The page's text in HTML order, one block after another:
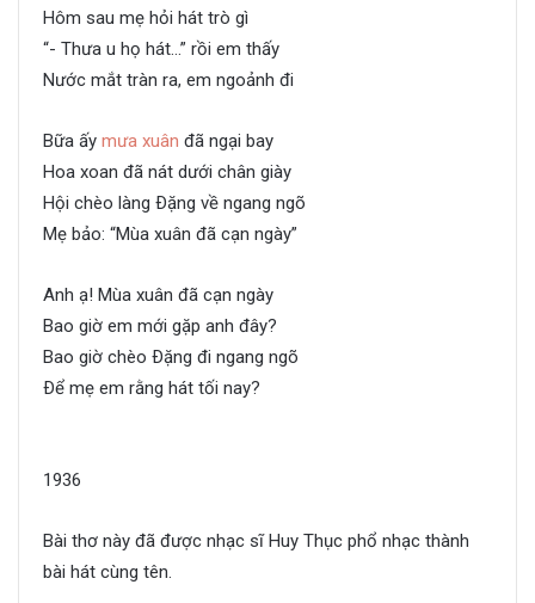
Hôm sau mẹ hỏi hát trò gì
“- Thưa u họ hát…” rồi em thấy
Nước mắt tràn ra, em ngoảnh đi
Bữa ấy mưa xuân đã ngại bay
Hoa xoan đã nát dưới chân giày
Hội chèo làng Ðặng về ngang ngõ
Mẹ bảo: “Mùa xuân đã cạn ngày”
Anh ạ! Mùa xuân đã cạn ngày
Bao giờ em mới gặp anh đây?
Bao giờ chèo Ðặng đi ngang ngõ
Ðể mẹ em rằng hát tối nay?
1936
Bài thơ này đã được nhạc sĩ Huy Thục phổ nhạc thành
bài hát cùng tên.